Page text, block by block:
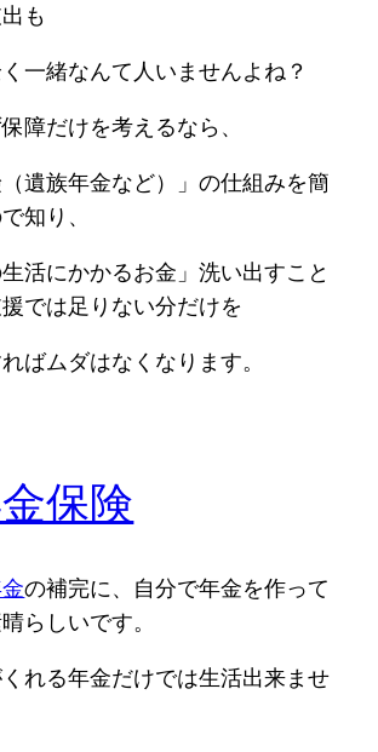
も
一緒なんて人いませんよね？
障だけを考えるなら、
（遺族年金など）」の仕組みを簡
知り、
生活にかかるお金」洗い出すこと
では足りない分だけを
ばムダはなくなります。
保険
の補完に、自分で年金を作って
らしいです。
れる年金だけでは生活出来ませ